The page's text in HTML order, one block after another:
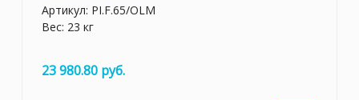
Артикул: PI.F.65/OLM
Вес: 23 кг
23 980.80 руб.